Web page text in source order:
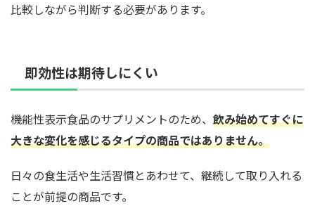
比較しながら判断する必要があります。
即効性は期待しにくい
機能性表示食品のサプリメントのため、 飲み始めてすぐに
大きな変化を感じるタイプの商品ではありません。
日々の食生活や生活習慣とあわせて、継続して取り入れる
ことが前提の商品です。